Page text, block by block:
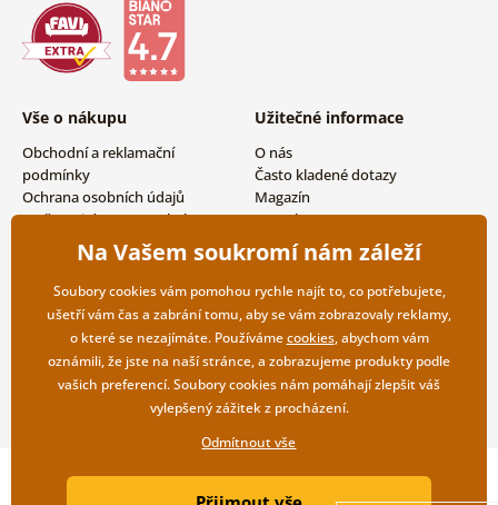
Vše o nákupu
Obchodní a reklamační
podmínky
Ochrana osobních údajů
Možnosti dopravy a platby
Vrácení zboží
Užitečné informace
O nás
Často kladené dotazy
Magazín
Kontakty
Velkoobchodní spolupráce
Copyright ©2019 © Dovido.cz.
Na Vašem soukromí nám záleží
Soubory cookies vám pomohou rychle najít to, co potřebujete,
ušetří vám čas a zabrání tomu, aby se vám zobrazovaly reklamy,
o které se nezajímáte. Používámecookies, abychom vám
oznámili, že jste na naší stránce, a zobrazujeme produkty podle
vašich preferencí. Soubory cookies nám pomáhají zlepšit váš
vylepšený zážitek z procházení.
Odmítnout vše